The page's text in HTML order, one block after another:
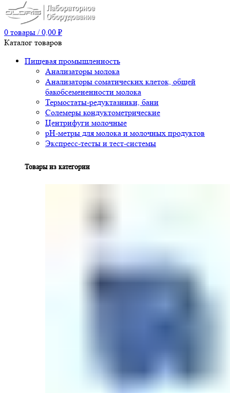
0 товары / 0,00 ₽
Каталог товаров
Пищевая промышленность
Анализаторы молока
Анализаторы соматических клеток, общей
бакобсемененности молока
Термостаты-редуктазники, бани
Солемеры кондуктометрические
Центрифуги молочные
pH-метры для молока и молочных продуктов
Экспресс-тесты и тест-системы
Товары из категории